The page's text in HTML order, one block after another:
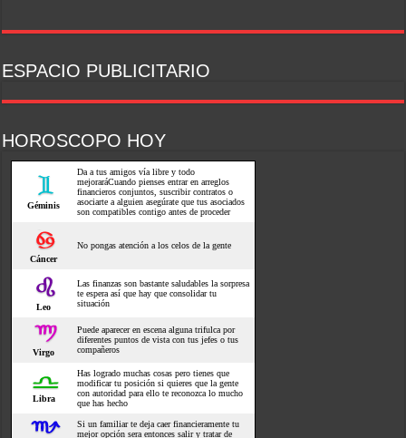
ESPACIO PUBLICITARIO
HOROSCOPO HOY